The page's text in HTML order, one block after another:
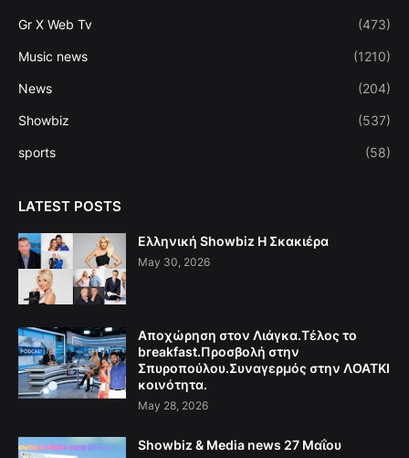
Gr X Web Tv (473)
Music news (1210)
News (204)
Showbiz (537)
sports (58)
LATEST POSTS
Ελληνική Showbiz Η Σκακιέρα
May 30, 2026
Αποχώρηση στον Λιάγκα.Τέλος το
breakfast.Προσβολή στην
Σπυροπούλου.Συναγερμός στην ΛΟΑΤΚΙ
κοινότητα.
May 28, 2026
Showbiz & Media news 27 Μαΐου